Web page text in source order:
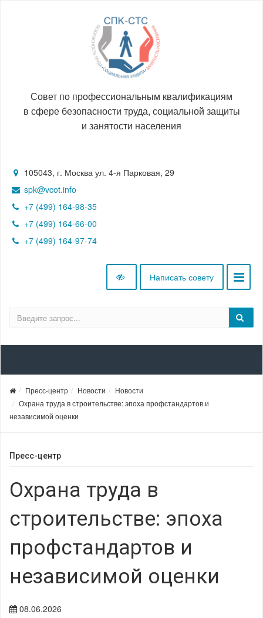
Совет по профессиональным квалификациям
в сфере безопасности труда, социальной защиты
и занятости населения
105043, г. Москва ул. 4-я Парковая, 29
spk@vcot.info
+7 (499) 164-98-35
+7 (499) 164-66-00
+7 (499) 164-97-74
Написать совету
Пресс-центр Новости
Новости
Охрана труда в строительстве: эпоха профстандартов и
независимой оценки
Пресс-центр
Охрана труда в
строительстве: эпоха
профстандартов и
независимой оценки
08.06.2026